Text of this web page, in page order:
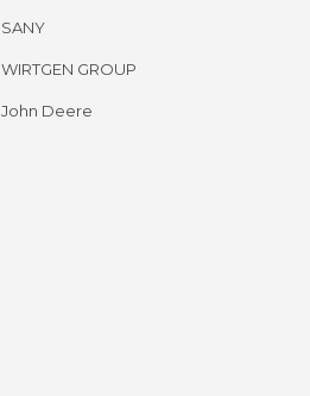
SANY
WIRTGEN GROUP
John Deere